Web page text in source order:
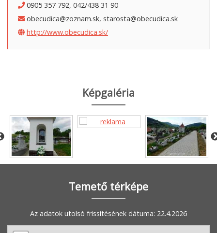
0905 357 792, 042/438 31 90
obecudica@zoznam.sk, starosta@obecudica.sk
http://www.obecudica.sk/
Képgaléria
Temető térképe
Az adatok utolsó frissítésének dátuma: 22.4.2026